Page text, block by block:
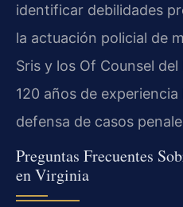
identificar debilidades
la actuación policial de
Sris y los Of Counsel
120 años de
defensa de casos
Preguntas Frecuentes
en Virginia